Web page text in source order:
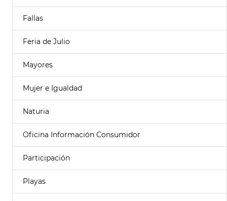
Fallas
Feria de Julio
Mayores
Mujer e Igualdad
Naturia
Oficina Información Consumidor
Participación
Playas